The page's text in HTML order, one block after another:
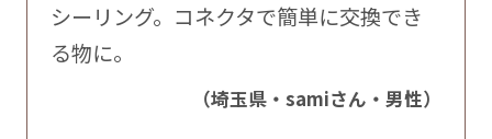
シーリング。コネクタで簡単に交換でき
る物に。
（埼玉県・samiさん・男性）